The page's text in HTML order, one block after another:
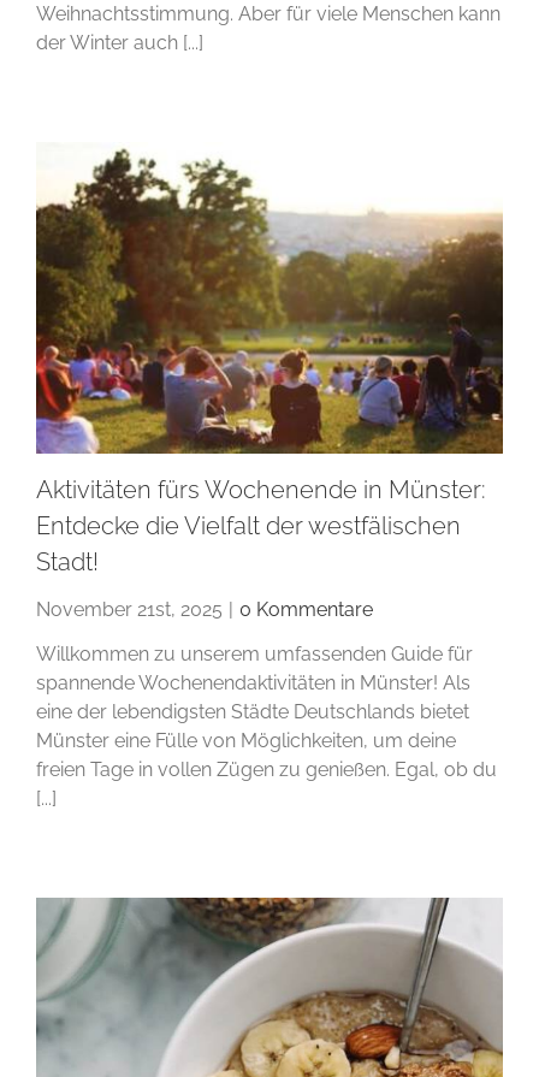
Weihnachtsstimmung. Aber für viele Menschen kann
der Winter auch [...]
Aktivitäten fürs Wochenende in Münster:
Entdecke die Vielfalt der westfälischen
Stadt!
November 21st, 2025 | 0 Kommentare
Willkommen zu unserem umfassenden Guide für
spannende Wochenendaktivitäten in Münster! Als
eine der lebendigsten Städte Deutschlands bietet
Münster eine Fülle von Möglichkeiten, um deine
freien Tage in vollen Zügen zu genießen. Egal, ob du
[...]